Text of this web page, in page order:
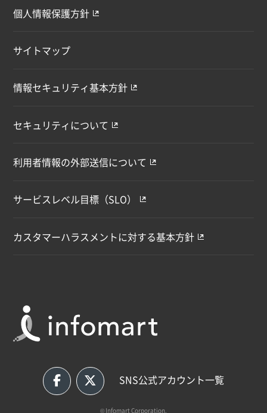
個人情報保護方針
サイトマップ
情報セキュリティ基本方針
セキュリティについて
利用者情報の外部送信について
サービスレベル目標（SLO）
カスタマーハラスメントに対する基本方針
SNS公式アカウント一覧
© Infomart Corporation.